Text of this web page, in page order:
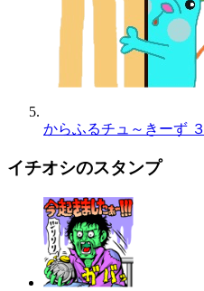
からふるチュ～きーず ３
イチオシのスタンプ